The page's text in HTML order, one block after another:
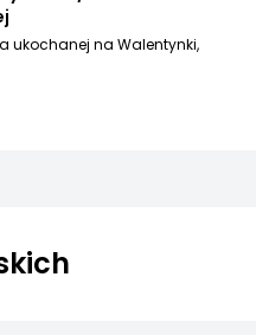
ukochanej na Walentynki,